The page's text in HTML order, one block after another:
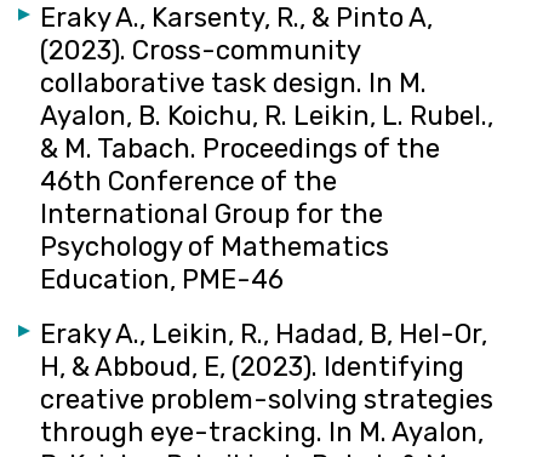
Eraky A., Karsenty, R., & Pinto A,
(2023). Cross-community
collaborative task design. In M.
Ayalon, B. Koichu, R. Leikin, L. Rubel.,
& M. Tabach. Proceedings of the
46th Conference of the
International Group for the
Psychology of Mathematics
Education, PME-46
Eraky A., Leikin, R., Hadad, B, Hel-Or,
H, & Abboud, E, (2023). Identifying
creative problem-solving strategies
through eye-tracking. In M. Ayalon,